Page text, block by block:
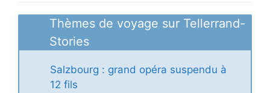
Thèmes de voyage sur Tellerrand-
Stories
Salzbourg : grand opéra suspendu à
12 fils